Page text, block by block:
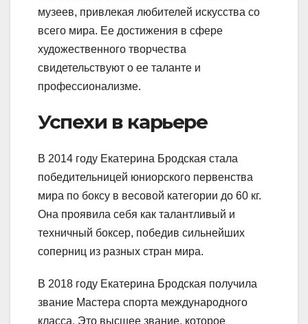
музеев, привлекая любителей искусства со
всего мира. Ее достижения в сфере
художественного творчества
свидетельствуют о ее таланте и
профессионализме.
Успехи в карьере
В 2014 году Екатерина Бродская стала
победительницей юниорского первенства
мира по боксу в весовой категории до 60 кг.
Она проявила себя как талантливый и
техничный боксер, победив сильнейших
соперниц из разных стран мира.
В 2018 году Екатерина Бродская получила
звание Мастера спорта международного
класса. Это высшее звание, которое